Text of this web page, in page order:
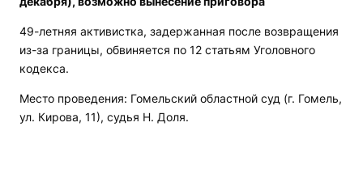
49-летняя активистка, задержанная после возвращения
из-за границы, обвиняется по 12 статьям Уголовного
кодекса.
Место проведения: Гомельский областной суд (г. Гомель,
ул. Кирова, 11), судья Н. Доля.